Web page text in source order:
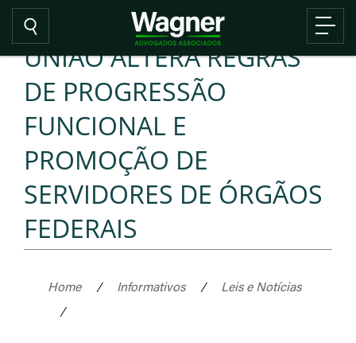
UNIÃO ALTERA REGRAS
DE PROGRESSÃO
FUNCIONAL E
PROMOÇÃO DE
SERVIDORES DE ÓRGÃOS
FEDERAIS
Home / Informativos /
Leis e Notícias
/